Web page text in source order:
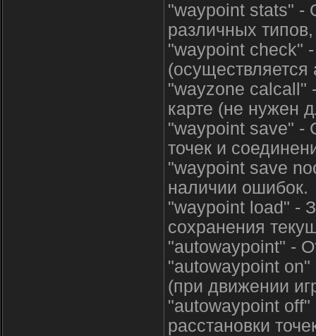
"waypoint stats" -
различных
"waypoint check" -
(осуществляется
"wayzone calcall"
карте (не нужен
"waypoint save" -
точек и
"waypoint save
наличии ошибок.
"waypoint load" -
сохранения
"autowaypoint" -
"autowaypoint on"
(при движении
"autowaypoint
расстановки